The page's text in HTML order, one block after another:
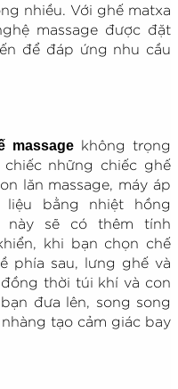
nhiều. Với ghế matxa
massage được đặt
để đáp ứng nhu cầu
massagekhông trọng
những chiếc ghế
lăn massage, máy áp
bằng nhiệt hồng
này sẽ có thêm tính
khi bạn chọn chế
phía sau, lưng ghế và
thời túi khí và con
đưa lên, song song
tạo cảm giác bay